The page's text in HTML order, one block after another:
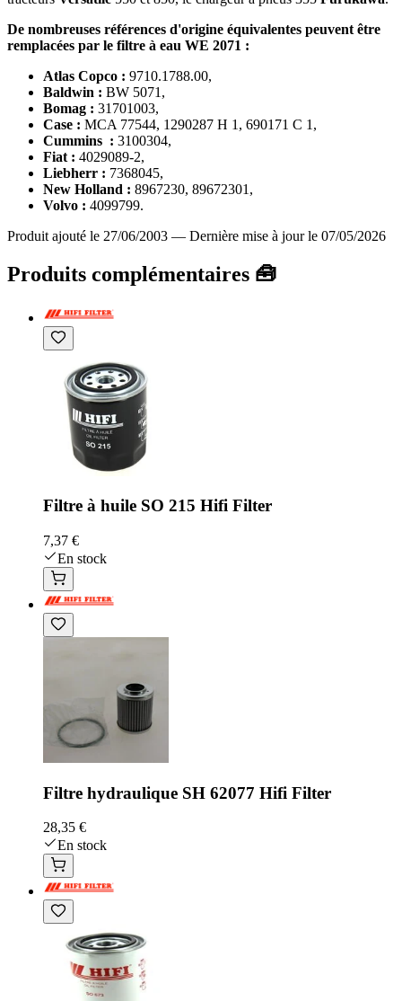
De nombreuses références d'origine équivalentes peuvent être
remplacées par le filtre à eau WE 2071 :
Atlas Copco : 9710.1788.00,
Baldwin : BW 5071,
Bomag : 31701003,
Case : MCA 77544, 1290287 H 1, 690171 C 1,
Cummins : 3100304,
Fiat : 4029089-2,
Liebherr : 7368045,
New Holland : 8967230, 89672301,
Volvo : 4099799.
Produit ajouté le 27/06/2003 — Dernière mise à jour le 07/05/2026
Produits complémentaires 🧰
Filtre à huile SO 215 Hifi Filter
7,37 €
En stock
Filtre hydraulique SH 62077 Hifi Filter
28,35 €
En stock